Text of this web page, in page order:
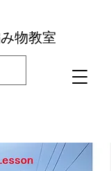
物教室